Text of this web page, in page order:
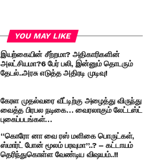
YOU MAY LIKE
இயற்கையின் சீற்றமா? அதிகாரிகளின்
அலட்சியமா?6 பேர் பலி, இன்னும் தொடரும்
தேடல்..அரசு எடுத்த அதிரடி முடிவு!
கேரள முதல்வரை வீட்டிற்கு அழைத்து விருந்து
வைத்த பிரபல நடிகை… வைரலாகும் லேட்டஸ்ட்
புகைப்படங்கள்…
“கொரோ னா வை ரஸ் மளிகை பொருட்கள்,
ஸ்மார்ட் போன் மூலம் பரவுமா”..? – கட்டாயம்
தெரிந்துகொள்ள வேண்டிய விஷயம்..!!